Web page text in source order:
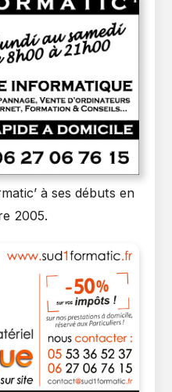
à ses débuts en
2005.